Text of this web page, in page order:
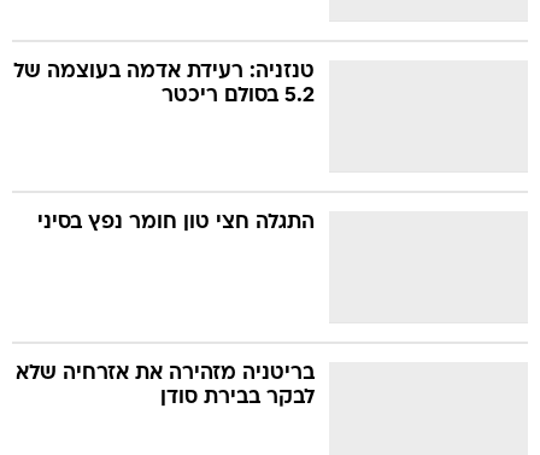
טנזניה: רעידת אדמה בעוצמה של
5.2 בסולם ריכטר
התגלה חצי טון חומר נפץ בסיני
בריטניה מזהירה את אזרחיה שלא
לבקר בבירת סודן